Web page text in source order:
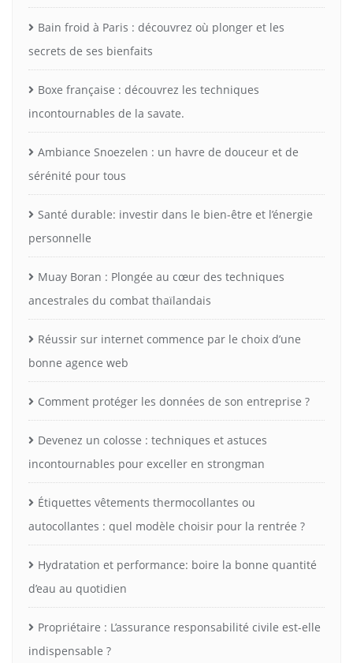
Bain froid à Paris : découvrez où plonger et les
secrets de ses bienfaits
Boxe française : découvrez les techniques
incontournables de la savate.
Ambiance Snoezelen : un havre de douceur et de
sérénité pour tous
Santé durable: investir dans le bien-être et l’énergie
personnelle
Muay Boran : Plongée au cœur des techniques
ancestrales du combat thaïlandais
Réussir sur internet commence par le choix d’une
bonne agence web
Comment protéger les données de son entreprise ?
Devenez un colosse : techniques et astuces
incontournables pour exceller en strongman
Étiquettes vêtements thermocollantes ou
autocollantes : quel modèle choisir pour la rentrée ?
Hydratation et performance: boire la bonne quantité
d’eau au quotidien
Propriétaire : L’assurance responsabilité civile est-elle
indispensable ?